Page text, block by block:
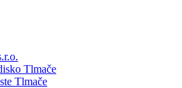
Tlmače
Tlmače